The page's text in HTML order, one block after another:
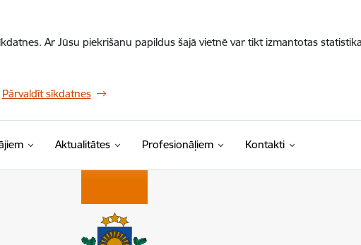
Ar Jūsu piekrišanu papildus šajā vietnē var tikt izmantotas
Pārvaldīt sīkdatnes
Aktualitātes Profesionāļiem Kontakti